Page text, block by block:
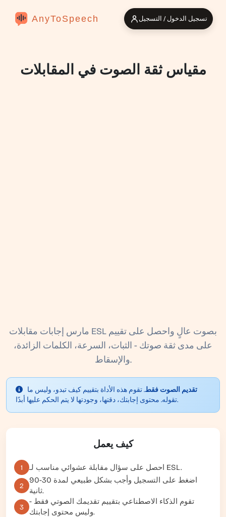
AnyToSpeech تسجيل الدخول / التسجيل
مقياس ثقة الصوت في المقابلات
مارس إجابات مقابلات ESL بصوت عالٍ واحصل على تقييم
على مدى ثقة صوتك - الثبات، السرعة، الكلمات الزائدة،
والإسقاط.
تقديم الصوت فقط.تقوم هذه الأداة بتقييم كيف تبدو، وليس ما
تقوله. محتوى إجابتك، دقتها، وجودتها لا يتم الحكم عليها أبدًا.
كيف يعمل
1 احصل على سؤال مقابلة عشوائي مناسب لـ ESL.
2
اضغط على التسجيل وأجب بشكل طبيعي لمدة 30-90
ثانية.
3
تقوم الذكاء الاصطناعي بتقييم تقديمك الصوتي فقط -
وليس محتوى إجابتك.